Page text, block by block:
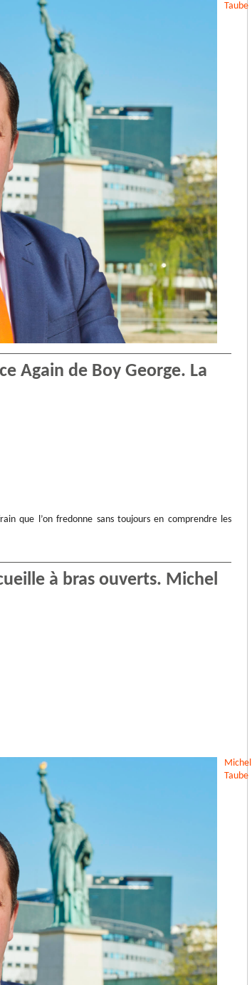
Taube
Again de Boy George. La
que l’on fredonne sans toujours en comprendre les
à bras ouverts. Michel
Michel
Taube